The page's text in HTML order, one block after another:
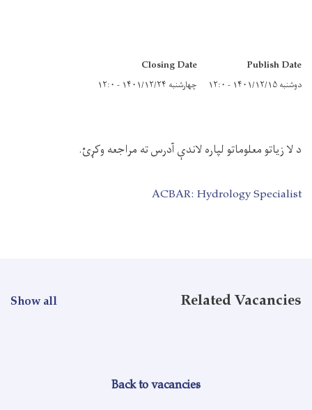
Publish Date
دوشنبه ۱۴۰۱/۱۲/۱۵ - ۱۲:۰
Closing Date
چهارشنبه ۱۴۰۱/۱۲/۲۴ - ۱۲:۰
د لا زیاتو معلوماتو لپاره لاندې آدرس ته مراجعه وکړئ.
ACBAR: Hydrology Specialist
Related Vacancies
Show all
Back to vacancies